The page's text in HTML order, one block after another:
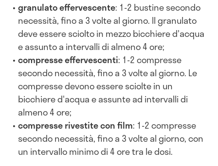
granulato effervescente: 1-2 bustine secondo
necessità, fino a 3 volte al giorno. Il granulato
deve essere sciolto in mezzo bicchiere d'acqua
e assunto a intervalli di almeno 4 ore;
compresse effervescenti: 1-2 compresse
secondo necessità, fino a 3 volte al giorno. Le
compresse devono essere sciolte in un
bicchiere d'acqua e assunte ad intervalli di
almeno 4 ore;
compresse rivestite con film: 1-2 compresse
secondo necessità, fino a 3 volte al giorno, con
un intervallo minimo di 4 ore tra le dosi.